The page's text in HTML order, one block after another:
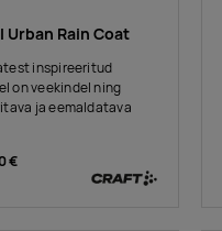
Rain Coat
inspireeritud
on veekindel ning
ja eemaldatava
€